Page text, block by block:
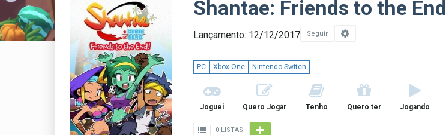
Shantae: Friends to the End
Lançamento: 12/12/2017 Seguir
PC Xbox One Nintendo Switch
Joguei Quero Jogar Tenho Quero ter Jogando
0 LISTAS